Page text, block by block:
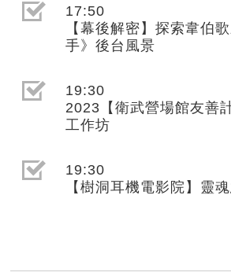
選取節目(未勾選)
17:50
【幕後解密】探索韋伯
手》後台風景
選取節目(未勾選)
19:30
2023【衛武營場館友善
工作坊
選取節目(未勾選)
19:30
【樹洞耳機電影院】靈